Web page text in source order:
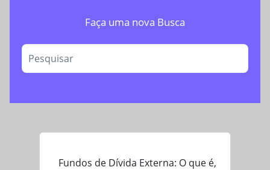
Faça uma nova Busca
Fundos de Dívida Externa: O que é,